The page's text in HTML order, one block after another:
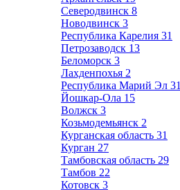
Северодвинск 8
Новодвинск 3
Республика Карелия 31
Петрозаводск 13
Беломорск 3
Лахденпохья 2
Республика Марий Эл 31
Йошкар-Ола 15
Волжск 3
Козьмодемьянск 2
Курганская область 31
Курган 27
Тамбовская область 29
Тамбов 22
Котовск 3